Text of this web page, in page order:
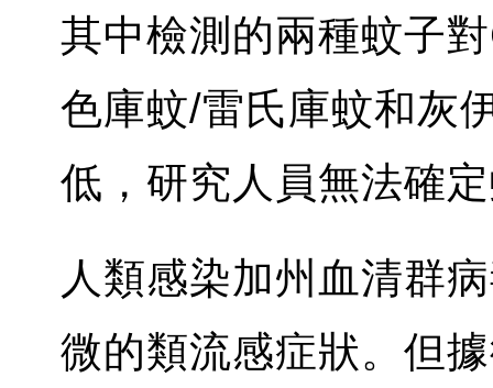
其中檢測的兩種蚊子
色庫蚊/雷氏庫蚊和灰
低，研究人員無法確
人類感染加州血清群
微的類流感症狀。但